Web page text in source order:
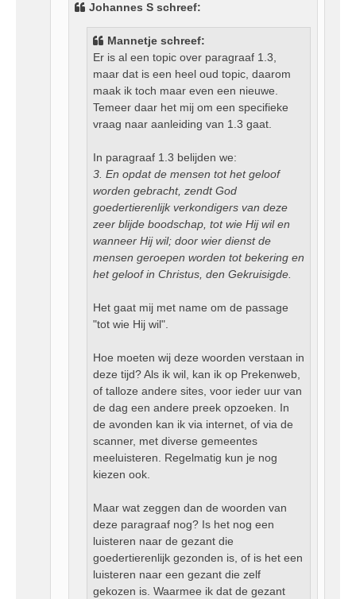
Johannes S schreef:
Mannetje schreef:
Er is al een topic over paragraaf 1.3,
maar dat is een heel oud topic, daarom
maak ik toch maar even een nieuwe.
Temeer daar het mij om een specifieke
vraag naar aanleiding van 1.3 gaat.
In paragraaf 1.3 belijden we:
3. En opdat de mensen tot het geloof
worden gebracht, zendt God
goedertierenlijk verkondigers van deze
zeer blijde boodschap, tot wie Hij wil en
wanneer Hij wil; door wier dienst de
mensen geroepen worden tot bekering en
het geloof in Christus, den Gekruisigde.
Het gaat mij met name om de passage
"tot wie Hij wil".
Hoe moeten wij deze woorden verstaan in
deze tijd? Als ik wil, kan ik op Prekenweb,
of talloze andere sites, voor ieder uur van
de dag een andere preek opzoeken. In
de avonden kan ik via internet, of via de
scanner, met diverse gemeentes
meeluisteren. Regelmatig kun je nog
kiezen ook.
Maar wat zeggen dan de woorden van
deze paragraaf nog? Is het nog een
luisteren naar de gezant die
goedertierenlijk gezonden is, of is het een
luisteren naar een gezant die zelf
gekozen is. Waarmee ik dat de gezant